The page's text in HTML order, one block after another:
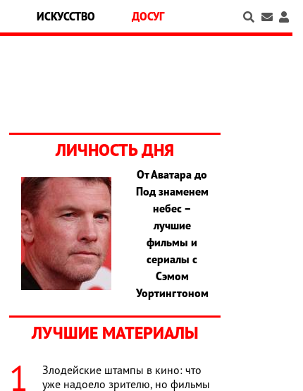
ИСКУССТВО ДОСУГ
ЛИЧНОСТЬ ДНЯ
От Аватара до
Под знаменем
небес –
лучшие
фильмы и
сериалы с
Сэмом
Уортингтоном
ЛУЧШИЕ МАТЕРИАЛЫ
Злодейские штампы в кино: что
уже надоело зрителю, но фильмы